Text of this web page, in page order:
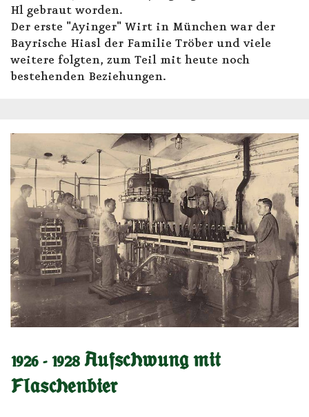
Hl gebraut worden.
Der erste "Ayinger" Wirt in München war der
Bayrische Hiasl der Familie Tröber und viele
weitere folgten, zum Teil mit heute noch
bestehenden Beziehungen.
1926 - 1928 Aufschwung mit
Flaschenbier